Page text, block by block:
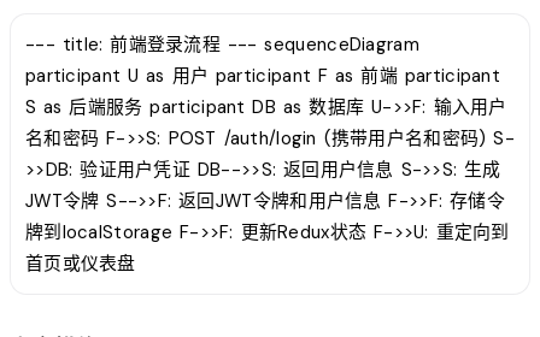
--- title: 前端登录流程 --- sequenceDiagram
participant U as 用户 participant F as 前端 participant
S as 后端服务 participant DB as 数据库 U->>F: 输入用户
名和密码 F->>S: POST /auth/login (携带用户名和密码) S-
>>DB: 验证用户凭证 DB-->>S: 返回用户信息 S->>S: 生成
JWT令牌 S-->>F: 返回JWT令牌和用户信息 F->>F: 存储令
牌到localStorage F->>F: 更新Redux状态 F->>U: 重定向到
首页或仪表盘